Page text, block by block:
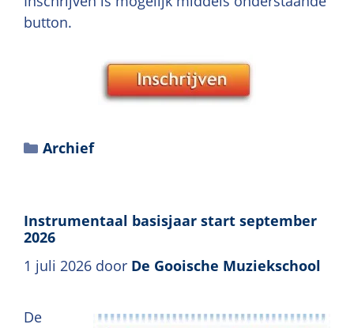
button.
Archief
Instrumentaal basisjaar start september
2026
1 juli 2026 door De Gooische Muziekschool
De